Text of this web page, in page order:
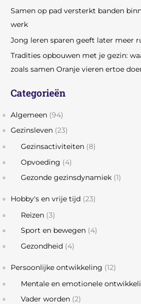
Samen op pad versterkt banden
werk
Jong leren sparen geeft later meer
Tradities opbouwen met je gezin:
zoals samen Oranje vieren ertoe
Categorieën
Algemeen (94)
Gezinsleven (23)
Gezinsactiviteiten (8)
Opvoeding (4)
Gezonde gezinsdynamiek (1)
Hobby's en vrije tijd (23)
Reizen (3)
Sport en bewegen (4)
Gezondheid (4)
Persoonlijke ontwikkeling (12)
Mentale en emotionele
Vader worden (2)